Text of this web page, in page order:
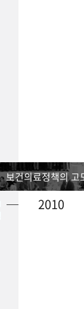
보건의료정책의 고
2010